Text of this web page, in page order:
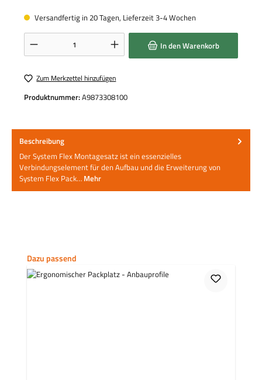
Versandfertig in 20 Tagen, Lieferzeit 3-4 Wochen
Produkt Anzahl: Gib den gewünschten Wert ein oder benutze die Schaltflächen um
In den Warenkorb
Zum Merkzettel hinzufügen
Produktnummer:A9873308100
Beschreibung
Der System Flex Montagesatz ist ein essenzielles
Verbindungselement für den Aufbau und die Erweiterung von
System Flex Pack… Mehr
Produktgalerie überspringen
Dazu passend